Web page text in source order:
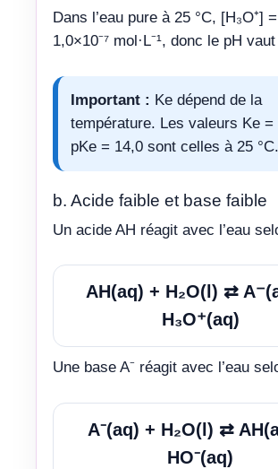
Dans l’eau pure à 25 °C, [H₃O⁺]
1,0×10⁻⁷ mol·L⁻¹, donc le pH
Important : Ke dépend de la
température. Les valeurs Ke =
pKe = 14,0 sont celles à 25 °C.
b. Acide faible et base faible
Un acide AH réagit avec l’eau
AH(aq) + H₂O(l) ⇄
H₃O⁺(aq)
Une base A⁻ réagit avec l’eau
A⁻(aq) + H₂O(l) ⇄
HO⁻(aq)